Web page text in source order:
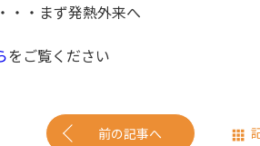
・・まず発熱外来へ
をご覧ください
前の記事へ